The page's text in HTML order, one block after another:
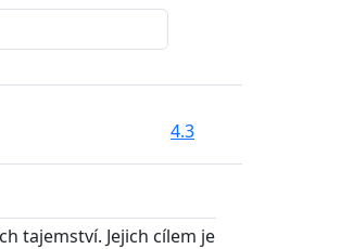
4.3
tajemství. Jejich cílem je